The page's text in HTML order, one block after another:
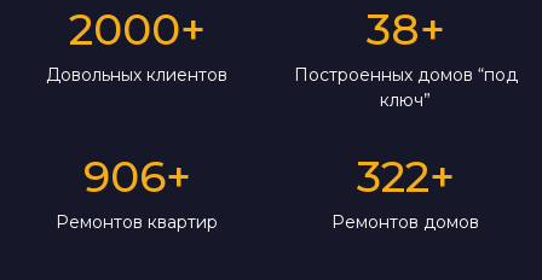
2000+
Довольных клиентов
38+
Построенных домов “под
ключ”
906+
Ремонтов квартир
322+
Ремонтов домов